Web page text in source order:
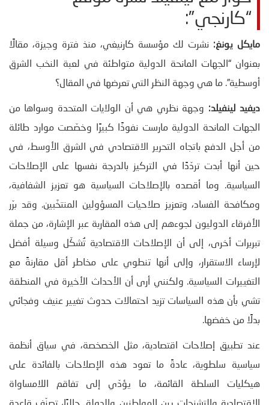
“كارنجي”:
مايكل يونغ: نشرت لك مؤسسة كارنيغي، منذ فترة وجيزة، مقالًا
بعنوان “الجهات المانحة الدولية متواطئة في لعبة النخب الشرق
أوسطية”. ما هي وجهة النظر التي تعرضها في المقال؟
ديفيد لينفيلد: وجهة نظري هي أن الولايات المتحدة وسواها من
الجهات المانحة الدولية مارست نفوذًا كبيرًا وخصّصت موارد طائلة
من أجل الدفع باتجاه التحرير الاقتصادي في الشرق الأوسط، في
حين أنها أبدت تردّدًا في التركيز بالدرجة نفسها على الإصلاحات
السياسية. وما أقصده بالإصلاحات السياسية هو تعزيز الشفافية،
ومكافحة الفساد، وتعزيز صلاحيات المسؤولين المنتخَبين. وقد برّر
الأفرقاء الدوليون لجوءهم إلى هذه المقاربة عبر الإشارة، من جملة
تبريرات أخرى، إلى أن الإصلاحات الاقتصادية تُشكّل وسيلة أفضل
لإرساء الاستقرار، وإلى أنها تنطوي على مخاطر أقل مقارنةً مع
التغييرات السياسية. ولكنني أرى أن الأحداث الأخيرة في المنطقة
تشي بأن هذه السياسات تزيد احتمالات حدوث تغيير عنيف وفجائي
بدلًا من خفضها.
عند تطبيق إصلاحات اقتصادية، مثل الخصخصة، في سياق أنظمة
سياسية سلطوية، عادةً ما تعود هذه الإصلاحات بالفائدة على
هيكليات السلطة القائمة، ما يؤدّي إلى تفاقم اللامساواة